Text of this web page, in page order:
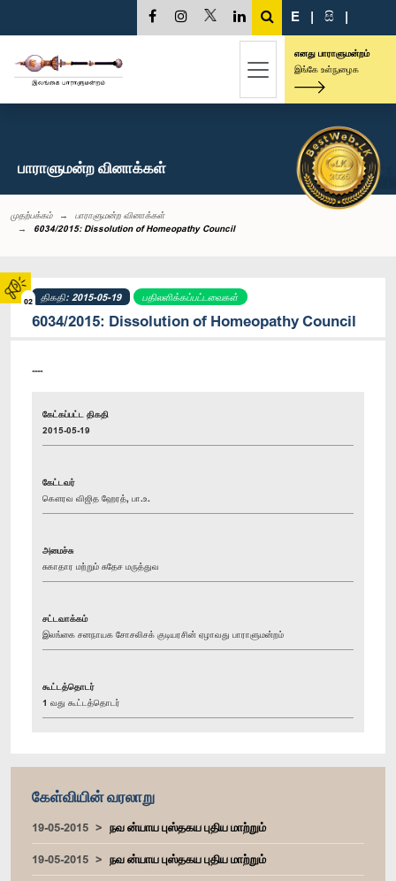
02
E | සි |
எனது பாராளுமன்றம்
இங்கே உள்நுழைக
பாராளுமன்ற வினாக்கள்
முதற்பக்கம்
பாராளுமன்ற வினாக்கள்
6034/2015: Dissolution of Homeopathy Council
திகதி: 2015-05-19 பதிலளிக்கப்பட்டவைகள்
6034/2015: Dissolution of Homeopathy Council
----
கேட்கப்பட்ட திகதி
2015-05-19
கேட்டவர்
கௌரவ விஜித ஹேரத், பா.உ.
அமைச்சு
சுகாதார மற்றும் சுதேச மருத்துவ
சட்டவாக்கம்
இலங்கை சனநாயக சோசலிசக் குடியரசின் ஏழாவது பாராளுமன்றம்
கூட்டத்தொடர்
1 வது கூட்டத்தொடர்
கேள்வியின் வரலாறு
19-05-2015
நவ ன்யாய புஸ்தகய புதிய மாற்றும்
19-05-2015
நவ ன்யாய புஸ்தகய புதிய மாற்றும்